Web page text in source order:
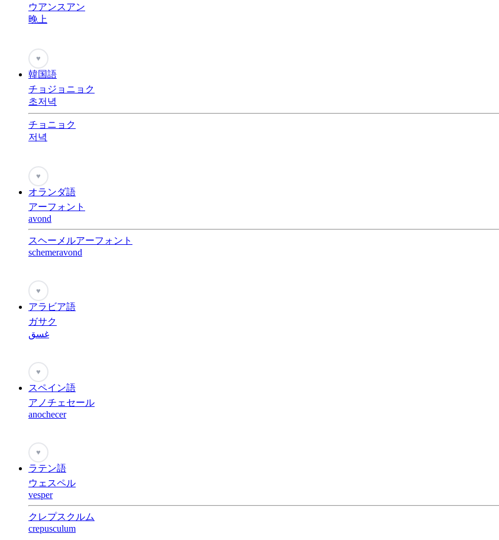
ウアンスアン
晚上
♥
韓国語
チョジョニョク
초저녁
チョニョク
저녁
♥
オランダ語
アーフォント
avond
スヘーメルアーフォント
schemeravond
♥
アラビア語
ガサク
غسق
♥
スペイン語
アノチェセール
anochecer
♥
ラテン語
ウェスペル
vesper
クレプスクルム
crepusculum